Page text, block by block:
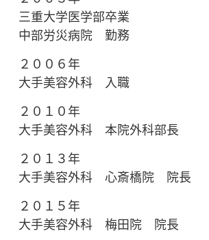
三重大学医学部卒業
中部労災病院 勤務
２００６年
大手美容外科 入職
２０１０年
大手美容外科 本院外科部長
２０１３年
大手美容外科 心斎橋院 院長
２０１５年
大手美容外科 梅田院 院長